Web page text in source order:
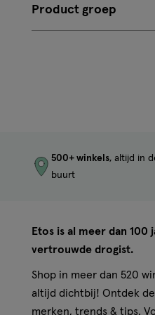
Product groep
500+ winkels, altijd in
buurt
Etos is al meer dan 100
vertrouwde drogist.
Shop in meer dan 520
altijd dichtbij! Ontdek
merken, trends & tips.